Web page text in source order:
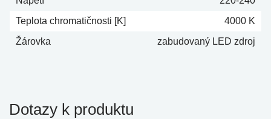
Teplota chromatičnosti [K]
4000 K
Žárovka
zabudovaný LED zdroj
Dotazy k produktu